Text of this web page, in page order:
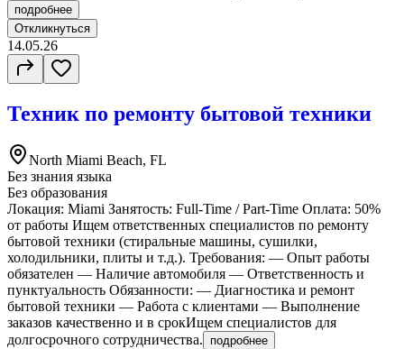
подробнее
Откликнуться
14.05.26
Техник по ремонту бытовой техники
North Miami Beach, FL
Без знания языка
Без образования
Локация: Miami Занятость: Full-Time / Part-Time Оплата: 50%
от работы Ищем ответственных специалистов по ремонту
бытовой техники (стиральные машины, сушилки,
холодильники, плиты и т.д.). Требования: — Опыт работы
обязателен — Наличие автомобиля — Ответственность и
пунктуальность Обязанности: — Диагностика и ремонт
бытовой техники — Работа с клиентами — Выполнение
заказов качественно и в срокИщем специалистов для
долгосрочного сотрудничества.
подробнее